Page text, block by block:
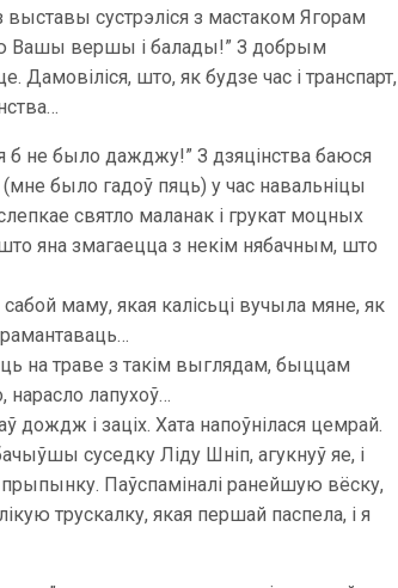
выставы сустрэліся з мастаком Ягорам
Вашы вершы і балады!” З добрым
Дамовіліся, што, як будзе час і транспарт,
б не было дажджу!” З дзяцінства баюся
было гадоў пяць) у час навальніцы
святло маланак і грукат моцных
яна змагаецца з некім нябачным, што
маму, якая калісьці вучыла мяне, як
на траве з такім выглядам, быццам
нарасло лапухоў…
дождж і заціх. Хата напоўнілася цемрай.
суседку Ліду Шніп, агукнуў яе, і
Паўспаміналі ранейшую вёску,
трускалку, якая першай паспела, і я